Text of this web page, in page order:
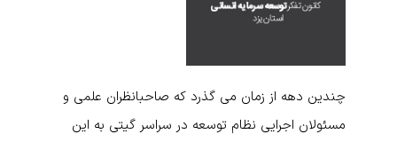
چندین دهه از زمان می گذرد که صاحبانظران علمی و
مسئولان اجرایی نظام توسعه در سراسر گیتی به این